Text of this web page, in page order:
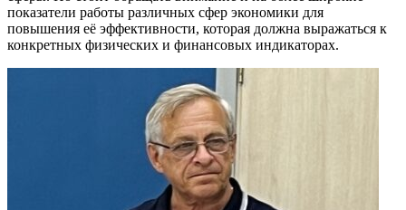
показатели работы различных сфер экономики для
повышения её эффективности, которая должна выражаться к
конкретных физических и финансовых индикаторах.